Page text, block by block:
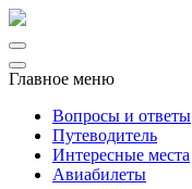
Главное меню
Вопросы и ответы
Путеводитель
Интересные места
Авиабилеты